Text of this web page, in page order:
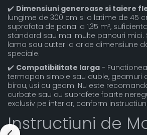
✔️ Dimensiuni generoase si taiere
lungime de 300 cm si o latime de 45
suprafata de pana la 1,35 m²,
standard sau mai multe panouri mici.
lama sau cutter la orice dimensiune
speciale.
✔️ Compatibilitate larga -
termopan simple sau duble, geamuri
birou, usi cu geam. Nu este
curbate sau cu suprafete foarte
exclusiv pe interior, conform
Instructiuni de